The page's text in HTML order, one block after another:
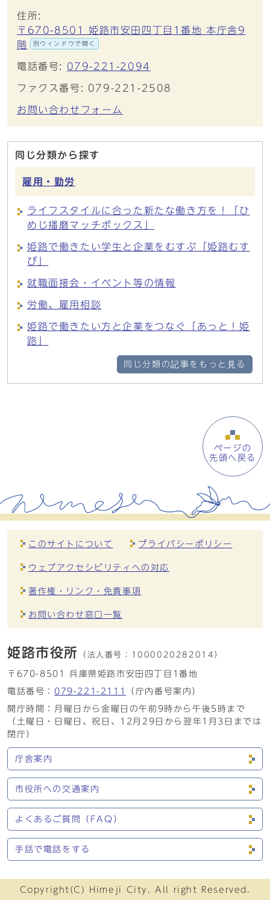
住所:
〒670-8501 姫路市安田四丁目1番地 本庁舎9
階
別ウィンドウで開く
電話番号: 079-221-2094
ファクス番号: 079-221-2508
お問い合わせフォーム
同じ分類から探す
雇用・勤労
ライフスタイルに合った新たな働き方を！「ひ
めじ播磨マッチボックス」
姫路で働きたい学生と企業をむすぶ「姫路むす
び」
就職面接会・イベント等の情報
労働、雇用相談
姫路で働きたい方と企業をつなぐ「あっと！姫
路」
同じ分類の記事をもっと見る
ページの
先頭へ戻る
このサイトについて プライバシーポリシー
ウェブアクセシビリティへの対応
著作権・リンク・免責事項
お問い合わせ窓口一覧
姫路市役所 （法人番号： 1000020282014）
〒670-8501 兵庫県姫路市安田四丁目1番地
電話番号： 079-221-2111
（庁内番号案内）
開庁時間：月曜日から金曜日の午前9時から午後5時まで
（土曜日・日曜日、祝日、12月29日から翌年1月3日までは
閉庁）
庁舎案内
市役所への交通案内
よくあるご質問（FAQ）
手話で電話をする
Copyright(C) Himeji City. All right Reserved.